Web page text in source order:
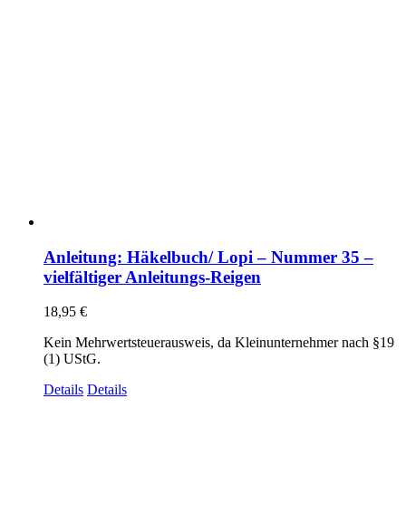
Anleitung: Häkelbuch/ Lopi – Nummer 35 –
vielfältiger Anleitungs-Reigen
18,95 €
Kein Mehrwertsteuerausweis, da Kleinunternehmer nach §19
(1) UStG.
Details Details